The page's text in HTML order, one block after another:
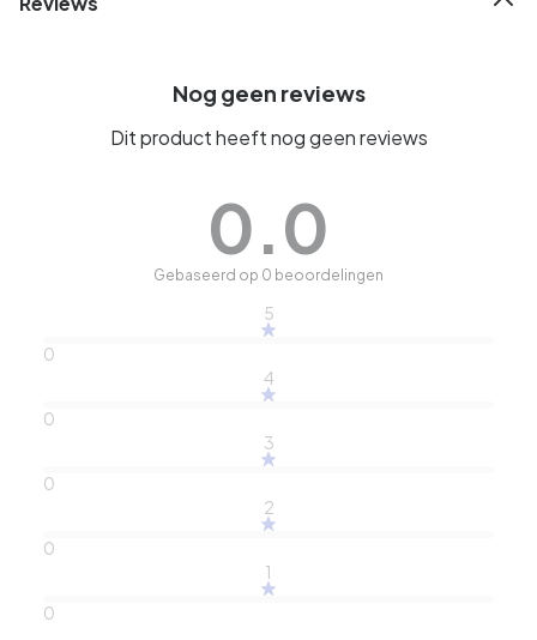
Nog geen reviews
Dit product heeft nog geen reviews
0.0
Gebaseerd op 0 beoordelingen
5
0
4
0
3
0
2
0
1
0